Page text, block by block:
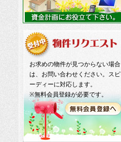
お求めの物件が見つからない場合
は、お問い合わせください。スピ
ーディーに対応します。
※無料会員登録が必要です。